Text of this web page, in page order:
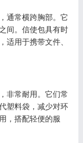
常横跨胸部。它
间。信使包具有时
适用于携带文件、
常耐用。它们常
塑料袋，减少对环
，搭配轻便的服